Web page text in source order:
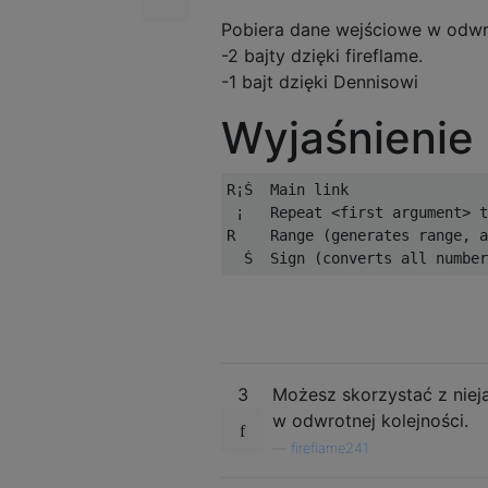
[[[[1]]], [[[1]], [[1], [1,
- - - - -
4
[[[[1]]], [[[1]], [[1], [1,
- - - - -
5
[[[[1]]], [[[1]], [[1], [1,
- - - - -
[[[[1]]], [[[1]], [[1], [1,
[[[[[1]]]]]
- - - - -
Pobiera dane wejściowe w
-2 bajty dzięki fireflame.
-1 bajt dzięki Dennisowi
Wyjaśnienie
R¡Ṡ  Main link
¡   Repeat <first argument>
R    Range (generates
3 Możesz skorzystać z
w odwrotnej kolejności.
fireflame241